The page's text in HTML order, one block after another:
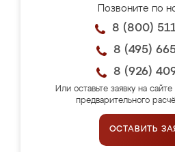
Позвоните по
8 (800)
8 (495)
8 (926)
Или оставьте заявку на
предварительного
ОСТАВИТЬ